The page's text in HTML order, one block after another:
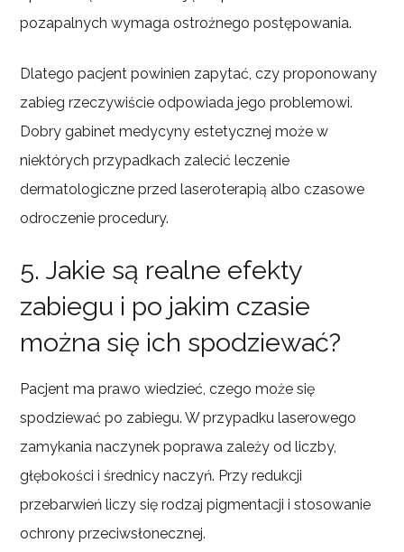
pozapalnych wymaga ostrożnego postępowania.
Dlatego pacjent powinien zapytać, czy proponowany
zabieg rzeczywiście odpowiada jego problemowi.
Dobry gabinet medycyny estetycznej może w
niektórych przypadkach zalecić leczenie
dermatologiczne przed laseroterapią albo czasowe
odroczenie procedury.
5. Jakie są realne efekty
zabiegu i po jakim czasie
można się ich spodziewać?
Pacjent ma prawo wiedzieć, czego może się
spodziewać po zabiegu. W przypadku laserowego
zamykania naczynek poprawa zależy od liczby,
głębokości i średnicy naczyń. Przy redukcji
przebarwień liczy się rodzaj pigmentacji i stosowanie
ochrony przeciwsłonecznej.